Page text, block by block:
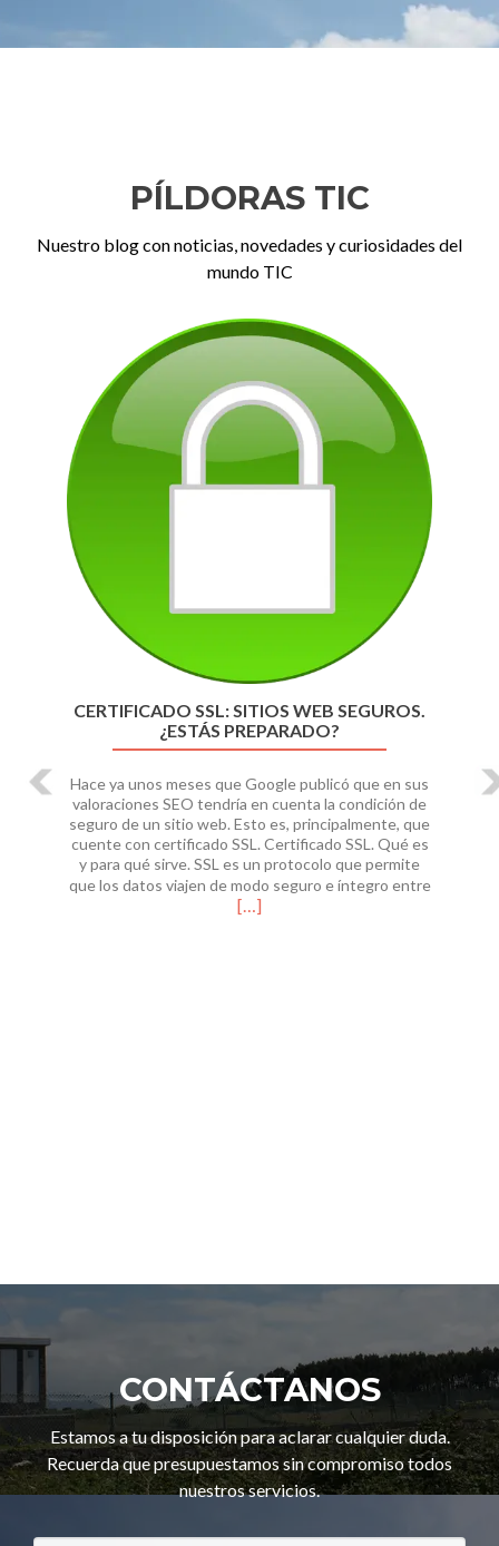
PÍLDORAS TIC
Nuestro blog con noticias, novedades y curiosidades del
mundo TIC
CERTIFICADO SSL: SITIOS WEB SEGUROS.
¿ESTÁS PREPARADO?
Hace ya unos meses que Google publicó que en sus
valoraciones SEO tendría en cuenta la condición de
seguro de un sitio web. Esto es, principalmente, que
cuente con certificado SSL. Certificado SSL. Qué es
y para qué sirve. SSL es un protocolo que permite
que los datos viajen de modo seguro e íntegro entreRead
[…]
CONTÁCTANOS
Estamos a tu disposición para aclarar cualquier duda.
Recuerda que presupuestamos sin compromiso todos
nuestros servicios.